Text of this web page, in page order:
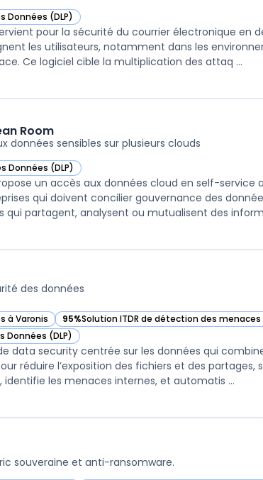
Données (DLP)
cette catégorie
pour la sécurité du courrier électronique en
les utilisateurs, notamment dans les
Ce logiciel cible la multiplication des attaq ...
Room
données sensibles sur plusieurs clouds
Données (DLP)
dans cette catégorie
un accès aux données cloud en self-
qui doivent concilier gouvernance des
qui partagent, analysent ou mutualisent des
des données
à Varonis 95%Solution ITDR de détection des
— voir Varonis dans cette catégorie
Données (DLP)
data security centrée sur les données qui combine
réduire l’exposition des fichiers et des partages,
identifie les menaces internes, et automatis ...
souveraine et anti-ransomware.